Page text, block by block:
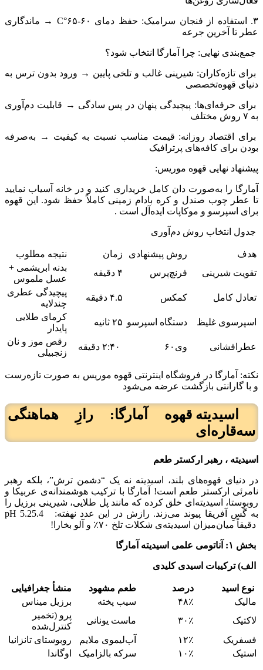
۳. استفاده از فنجان سرامیک: حفظ دمای ۶۰-۶۵°C → ماندگاری
عطر تا آخرین جرعه
جمع‌بندی نهایی: چرا آمارگا انتخاب شود؟
برای تازه‌کاران: شیرینی غالب و تلخی پایین → ورود بدون ترس به
دنیای قهوه‌تخصصی
برای حرفه‌ای‌ها: پیچیدگی پنهان در پس سادگی → قابلیت دم‌آوری
به ۷ روش مختلف
برای اقتصاد روزانه: قیمت مناسب نسبت به کیفیت → به‌صرفه
بودن برای کافه‌های پرترافیک
پیشنهاد نهایی قهوه موریس:
آمارگا را به‌صورت دان کامل خریداری کنید و در خانه آسیاب نمایید
تا عطر چوب صندل و کره بادام زمینی کاملاً حفظ شود. این قهوه
برای اسپرسو و موکاپات ایده‌آل است .
جدول انتخاب روش دم‌آوری
هدف روش پیشنهادی زمان
نتیجه مطلوب
تقویت شیرینی
فرنچ‌پرس ۴ دقیقه
بدنه ابریشمی +
عسل ملموس
تعادل کامل
کمکس ۴.۵ دقیقه
پیچیدگی عطری
چندلایه
اسپرسوی غلیظ
دستگاه اسپرسو ۲۵ ثانیه
کرمای طلایی
پایدار
عطرافشانی
وی۶۰
رقص موز و نان
زنجبیلی
نکته: آمارگا در فروشگاه اینترنتی قهوه موریس به صورت تازه‌رست
و با گارانتی بازگشت عرضه می‌شود
اسیدیته قهوه آمارگا: رازِ هماهنگی
سه‌قاره‌ای
اسیدیته ، رهبر ارکستر طعم
در دنیای قهوه‌های بلند، اسیدیته نه یک “دشمن ترش”، بلکه رهبر
نامرئی ارکستر طعم است! آمارگا با ترکیب هوشمندانه‌ی عربیکا و
روبوستا، اسیدیته‌ای خلق کرده که مانند پل طلایی، شیرینی برزیل را
به گَسِ آفریقا پیوند می‌زند. رازش در این عدد نهفته: pH 5.25.4
دقیقاً میان‌میزان اسیدیته‌ی شکلات تلخ ۷۰٪ و آلو بخارا!
بخش ۱: آناتومی علمی اسیدیته آمارگا
الف) ترکیبات اسیدی کلیدی
نوع اسید درصد طعم مشهود
منشأ جغرافیایی
مالیک
۴۸٪ سیب پخته
برزیل میناس
لاکتیک
۳۰٪ ماست یونانی
پرو (تخمیر
کنترل‌شده
فسفریک
۱۲٪ آب‌لیموی ملایم
روبوستای تانزانیا
استیک
۱۰٪ سرکه بالزامیک اوگاندا